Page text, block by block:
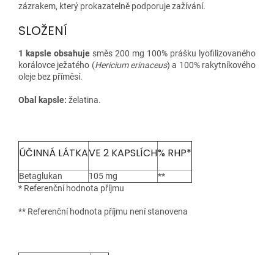
zázrakem, který prokazatelně podporuje zažívání.
SLOŽENÍ
1 kapsle obsahuje směs 200 mg 100% prášku lyofilizovaného
korálovce ježatého (Hericium erinaceus) a 100% rakytníkového
oleje bez příměsí.
Obal kapsle: želatina.
ÚČINNÁ LÁTKAVE 2 KAPSLÍCH% RHP*
Betaglukan 105 mg
**
* Referenční hodnota příjmu
** Referenční hodnota příjmu není stanovena